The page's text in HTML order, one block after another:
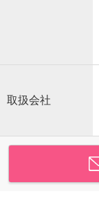
取扱会社